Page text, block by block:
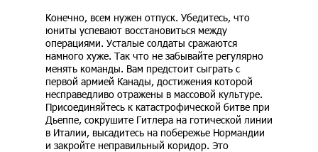
Конечно, всем нужен отпуск. Убедитесь, что
юниты успевают восстановиться между
операциями. Усталые солдаты сражаются
намного хуже. Так что не забывайте регулярно
менять команды. Вам предстоит сыграть с
первой армией Канады, достижения которой
несправедливо отражены в массовой культуре.
Присоединяйтесь к катастрофической битве при
Дьеппе, сокрушите Гитлера на готической линии
в Италии, высадитесь на побережье Нормандии
и закройте неправильный коридор. Это